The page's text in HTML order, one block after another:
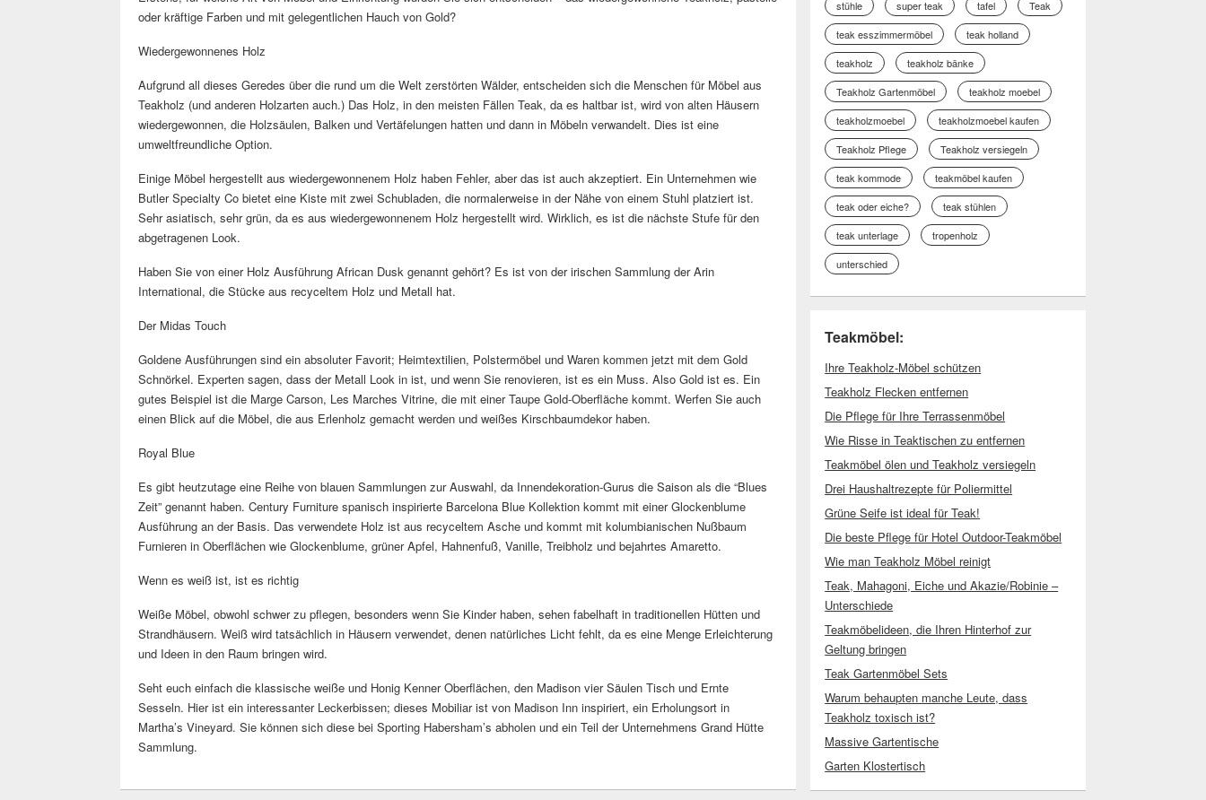
oder kräftige Farben und mit gelegentlichen Hauch von Gold?
Wiedergewonnenes Holz
Aufgrund all dieses Geredes über die rund um die Welt zerstörten Wälder, entscheiden sich die Menschen für Möbel aus
Teakholz (und anderen Holzarten auch.) Das Holz, in den meisten Fällen Teak, da es haltbar ist, wird von alten Häusern
wiedergewonnen, die Holzsäulen, Balken und Vertäfelungen hatten und dann in Möbeln verwandelt. Dies ist eine
umweltfreundliche Option.
Einige Möbel hergestellt aus wiedergewonnenem Holz haben Fehler, aber das ist auch akzeptiert. Ein Unternehmen wie
Butler Specialty Co bietet eine Kiste mit zwei Schubladen, die normalerweise in der Nähe von einem Stuhl platziert ist.
Sehr asiatisch, sehr grün, da es aus wiedergewonnenem Holz hergestellt wird. Wirklich, es ist die nächste Stufe für den
abgetragenen Look.
Haben Sie von einer Holz Ausführung African Dusk genannt gehört? Es ist von der irischen Sammlung der Arin
International, die Stücke aus recyceltem Holz und Metall hat.
Der Midas Touch
Goldene Ausführungen sind ein absoluter Favorit; Heimtextilien, Polstermöbel und Waren kommen jetzt mit dem Gold
Schnörkel. Experten sagen, dass der Metall Look in ist, und wenn Sie renovieren, ist es ein Muss. Also Gold ist es. Ein
gutes Beispiel ist die Marge Carson, Les Marches Vitrine, die mit einer Taupe Gold-Oberfläche kommt. Werfen Sie auch
einen Blick auf die Möbel, die aus Erlenholz gemacht werden und weißes Kirschbaumdekor haben.
Royal Blue
Es gibt heutzutage eine Reihe von blauen Sammlungen zur Auswahl, da Innendekoration-Gurus die Saison als die “Blues
Zeit” genannt haben. Century Furniture spanisch inspirierte Barcelona Blue Kollektion kommt mit einer Glockenblume
Ausführung an der Basis. Das verwendete Holz ist aus recyceltem Asche und kommt mit kolumbianischen Nußbaum
Furnieren in Oberflächen wie Glockenblume, grüner Apfel, Hahnenfuß, Vanille, Treibholz und bejahrtes Amaretto.
Wenn es weiß ist, ist es richtig
Weiße Möbel, obwohl schwer zu pflegen, besonders wenn Sie Kinder haben, sehen fabelhaft in traditionellen Hütten und
Strandhäusern. Weiß wird tatsächlich in Häusern verwendet, denen natürliches Licht fehlt, da es eine Menge Erleichterung
und Ideen in den Raum bringen wird.
Seht euch einfach die klassische weiße und Honig Kenner Oberflächen, den Madison vier Säulen Tisch und Ernte
Sesseln. Hier ist ein interessanter Leckerbissen; dieses Mobiliar ist von Madison Inn inspiriert, ein Erholungsort in
Martha’s Vineyard. Sie können sich diese bei Sporting Habersham’s abholen und ein Teil der Unternehmens Grand Hütte
Sammlung.
stühle
super teak tafel
Teak
teak esszimmermöbel
teak holland
teakholz
teakholz bänke
Teakholz Gartenmöbel
teakholz moebel
teakholzmoebel
teakholzmoebel kaufen
Teakholz Pflege
Teakholz versiegeln
teak kommode
teakmöbel kaufen
teak oder eiche?
teak stühlen
teak unterlage
tropenholz
unterschied
Teakmöbel:
Ihre Teakholz-Möbel schützen
Teakholz Flecken entfernen
Die Pflege für Ihre Terrassenmöbel
Wie Risse in Teaktischen zu entfernen
Teakmöbel ölen und Teakholz versiegeln
Drei Haushaltrezepte für Poliermittel
Grüne Seife ist ideal für Teak!
Die beste Pflege für Hotel Outdoor-Teakmöbel
Wie man Teakholz Möbel reinigt
Teak, Mahagoni, Eiche und Akazie/Robinie –
Unterschiede
Teakmöbelideen, die Ihren Hinterhof zur
Geltung bringen
Teak Gartenmöbel Sets
Warum behaupten manche Leute, dass
Teakholz toxisch ist?
Massive Gartentische
Garten Klostertisch